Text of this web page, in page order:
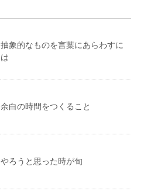
抽象的なものを言葉にあらわすに
は
余白の時間をつくること
やろうと思った時が旬